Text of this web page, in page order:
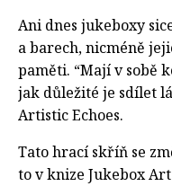
Ani dnes jukeboxy
a barech, nicméně
paměti. “Mají v sobě
jak důležité je sdílet
Artistic Echoes.
Tato hrací skříň se
to v knize Jukebox